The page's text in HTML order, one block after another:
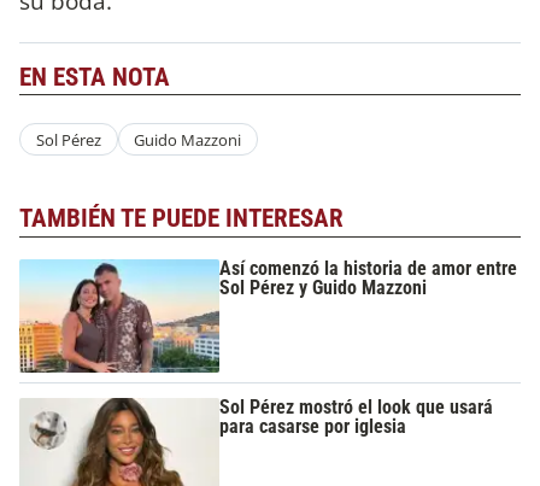
EN ESTA NOTA
Sol Pérez Guido Mazzoni
TAMBIÉN TE PUEDE INTERESAR
Así comenzó la historia de amor entre
Sol Pérez y Guido Mazzoni
Sol Pérez mostró el look que usará
para casarse por iglesia